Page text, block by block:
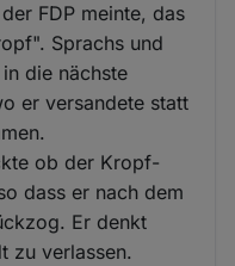
FDP meinte, das
Sprachs und
die nächste
er versandete statt
ob der Kropf-
dass er nach dem
Er denkt
zu verlassen.